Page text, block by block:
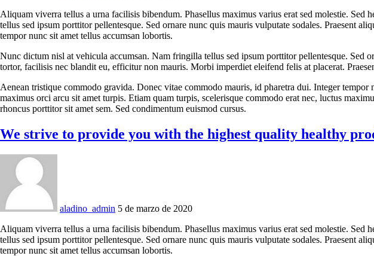
Aliquam viverra tellus a urna facilisis bibendum. Phasellus maximus varius erat sed molestie.
tellus sed ipsum porttitor pellentesque. Sed ornare nunc quis mauris vulputate sodales. Praesent
tempor nunc sit amet tellus accumsan lobortis.
Nunc dictum nisl at vehicula accumsan. Nam fringilla tellus sed ipsum porttitor pellentesque. Sed
tortor, facilisis nec blandit eu, efficitur non mauris. Morbi imperdiet eleifend felis at placerat.
Aenean tristique commodo gravida. Donec vitae commodo mauris, id pharetra dui. Integer
maximus orci arcu sit amet turpis. Etiam quam turpis, scelerisque commodo erat nec, luctus
rhoncus porttitor sit amet sem. Sed condimentum euismod cursus.
We strive to provide you with the highest quality healthy
aladino_admin 5 de marzo de 2020
Aliquam viverra tellus a urna facilisis bibendum. Phasellus maximus varius erat sed molestie.
tellus sed ipsum porttitor pellentesque. Sed ornare nunc quis mauris vulputate sodales. Praesent
tempor nunc sit amet tellus accumsan lobortis.